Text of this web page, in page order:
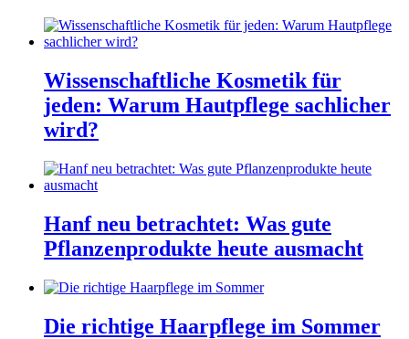
Wissenschaftliche Kosmetik für
jeden: Warum Hautpflege sachlicher
wird?
Hanf neu betrachtet: Was gute
Pflanzenprodukte heute ausmacht
Die richtige Haarpflege im Sommer